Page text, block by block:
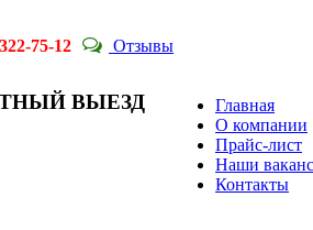
75-12 Отзывы
Главная
О компании
Прайс-лист
Наши
Контакты
ВЫЕЗД